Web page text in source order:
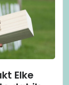
Elke